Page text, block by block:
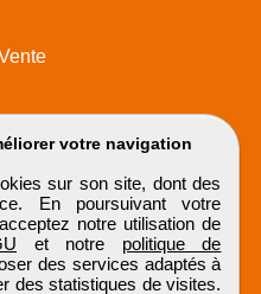
votre navigation
sur son site, dont des
En poursuivant votre
notre utilisation de
et notre politique de
des services adaptés à
des statistiques de visites.